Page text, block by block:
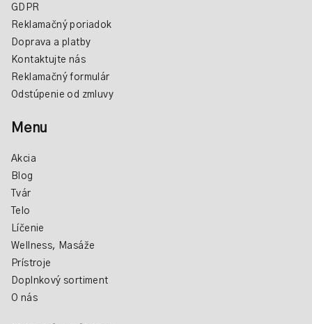
GDPR
Reklamačný poriadok
Doprava a platby
Kontaktujte nás
Reklamačný formulár
Odstúpenie od zmluvy
Menu
Akcia
Blog
Tvár
Telo
Líčenie
Wellness, Masáže
Prístroje
Doplnkový sortiment
O nás